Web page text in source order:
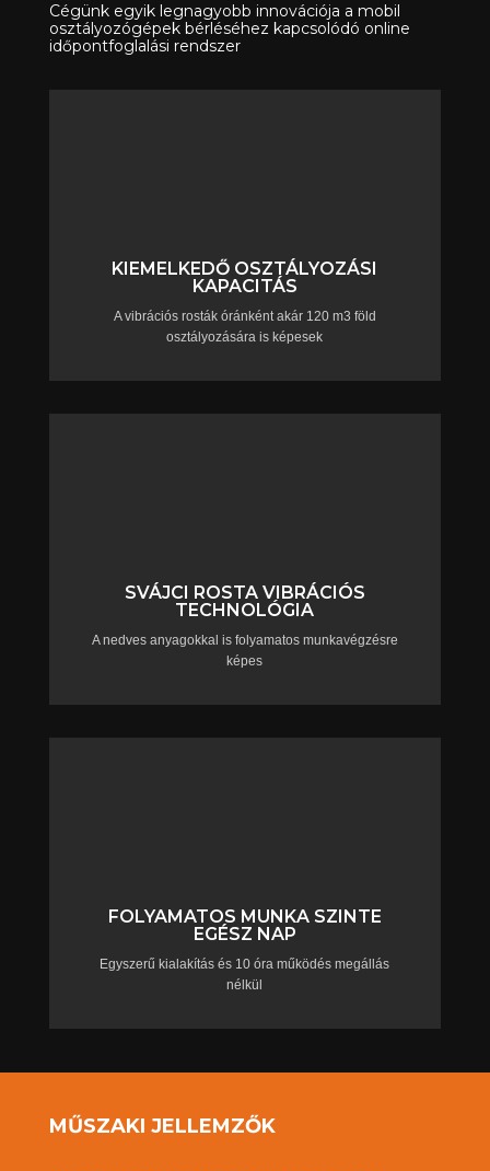
Cégünk egyik legnagyobb innovációja a mobil
osztályozógépek bérléséhez kapcsolódó online
időpontfoglalási rendszer
KIEMELKEDŐ OSZTÁLYOZÁSI
KAPACITÁS
A vibrációs rosták óránként akár 120 m3 föld
osztályozására is képesek
SVÁJCI ROSTA VIBRÁCIÓS
TECHNOLÓGIA
A nedves anyagokkal is folyamatos munkavégzésre
képes
FOLYAMATOS MUNKA SZINTE
EGÉSZ NAP
Egyszerű kialakítás és 10 óra működés megállás
nélkül
MŰSZAKI JELLEMZŐK